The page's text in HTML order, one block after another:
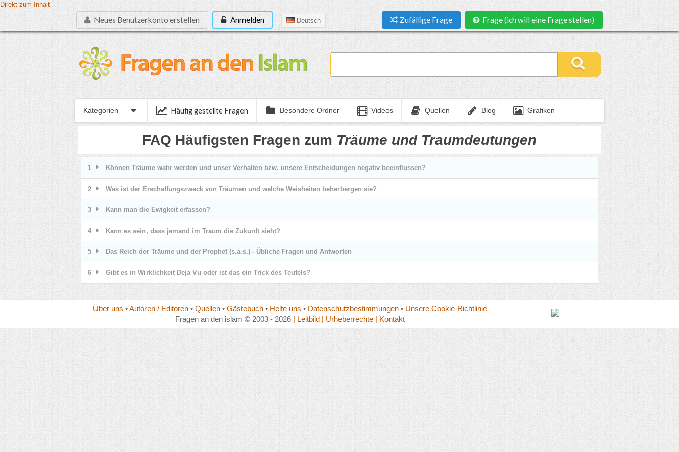
Direkt zum Inhalt
Neues Benutzerkonto erstellen Anmelden Deutsch Zufällige Frage Frage (ich will eine Frage stellen)
Kategorien Häufig gestellte Fragen Besondere Ordner Videos Quellen Blog Grafiken
FAQ Häufigsten Fragen zum Träume und Traumdeutungen
1 Können Träume wahr werden und unser Verhalten bzw. unsere Entscheidungen negativ beeinflussen?
2 Was ist der Erschaffungszweck von Träumen und welche Weisheiten beherbergen sie?
3 Kann man die Ewigkeit erfassen?
4 Kann es sein, dass jemand im Traum die Zukunft sieht?
5 Das Reich der Träume und der Prophet (s.a.s.) - Übliche Fragen und Antworten
6 Gibt es in Wirklichkeit Deja Vu oder ist das ein Trick des Teufels?
Über uns •Autoren / Editoren• Quellen• Gästebuch• Helfe uns • Datenschutzbestimmungen• Unsere Cookie-Richtlinie
Fragen an den islam © 2003 - 2026 | Leitbild | Urheberrechte | Kontakt